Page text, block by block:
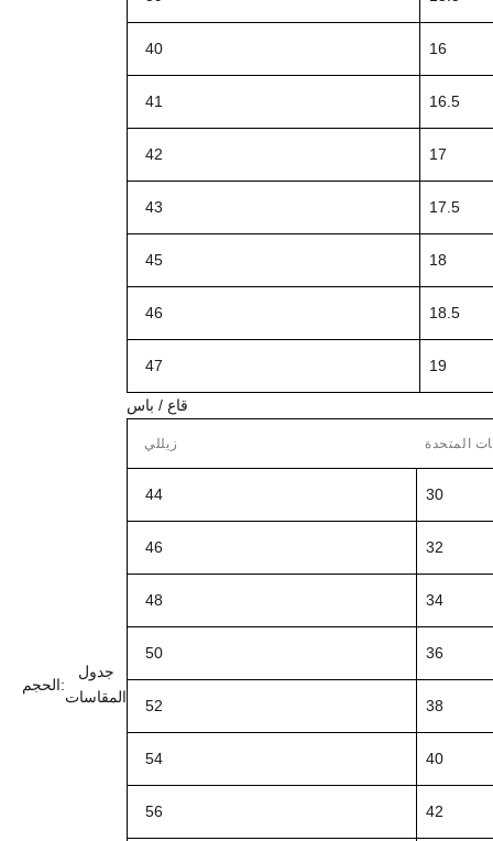
الحجم:
جدول
المقاسات
40 16
41 16.5
42 17
43 17.5
45 18
46 18.5
47 19
قاع / باس
زيللي المتحدة
44 30
46 32
48 34
50 36
52 38
54 40
56 42